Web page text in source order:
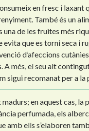
en fresc i laxant
També és un
de les fruites més
que es torni seca i
d’afeccions
A més, el seu alt
sigui recomanat per a la
en aquest cas,
perfumada, els
ells s’elaboren